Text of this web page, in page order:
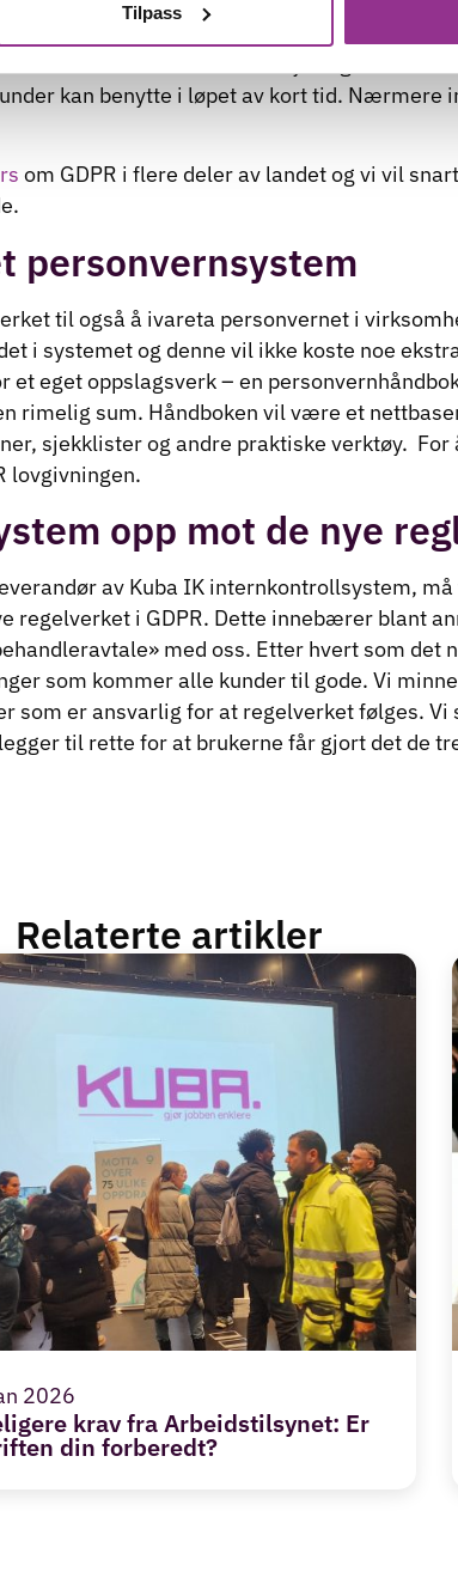
Tilpass
kan benytte i løpet av kort tid. Nærmere
om GDPR i flere deler av landet og vi vil
personvernsystem
til også å ivareta personvernet i
i systemet og denne vil ikke koste noe
et eget oppslagsverk – en
rimelig sum. Håndboken vil være et
sjekklister og andre praktiske verktøy. For
lovgivningen.
opp mot de nye
av Kuba IK internkontrollsystem,
regelverket i GDPR. Dette innebærer blant
med oss. Etter hvert som det
som kommer alle kunder til gode. Vi
som er ansvarlig for at regelverket følges. Vi
til rette for at brukerne får gjort det de
Relaterte artikler
2026
krav fra Arbeidstilsynet: Er
din forberedt?